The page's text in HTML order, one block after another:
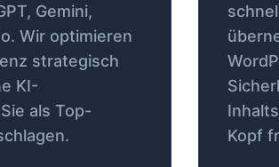
Gemini,
Wir optimieren
strategisch
KI-
als Top-
Kopf